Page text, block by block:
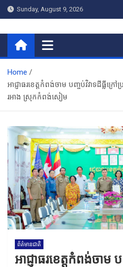
Skip
to
Sunday, August 9, 2026
RNR NEWS អអិ
Home
អាជ្ញាធរខេត្តកំពង់ចាម បញ្ចប់វិវាទដីធ្លីក្
រអាង ស្រុកកំពង់សៀម
ព័ត៌មានជាតិ
អាជ្ញាធរខេត្តកំពង់ចាម